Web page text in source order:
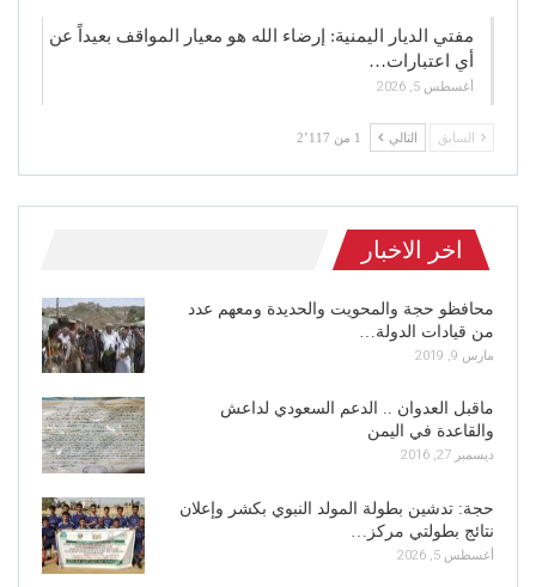
مفتي الديار اليمنية: إرضاء الله هو معيار المواقف بعيداً عن
أي اعتبارات…
أغسطس 5, 2026
السابق التالي 1 من 2٬117
اخر الاخبار
محافظو حجة والمحويت والحديدة ومعهم عدد
من قيادات الدولة…
مارس 9, 2019
ماقبل العدوان .. الدعم السعودي لداعش
والقاعدة في اليمن
ديسمبر 27, 2016
حجة: تدشين بطولة المولد النبوي بكشر وإعلان
نتائج بطولتي مركز…
أغسطس 5, 2026